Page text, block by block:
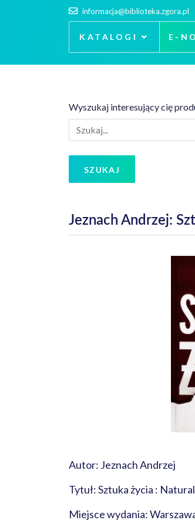
informacja@biblioteka.zgora.pl
KATALOGI E-
Wyszukaj interesujący cię
SZUKAJ
Jeznach Andrzej:
Autor: Jeznach Andrzej
Tytuł: Sztuka życia :
Miejsce wydania: